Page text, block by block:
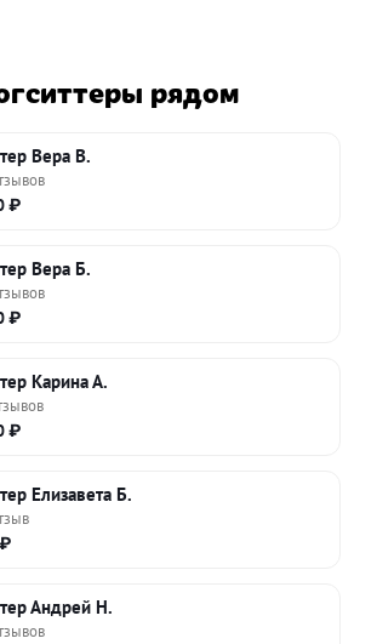
рядом
Вера В.
₽
Вера Б.
₽
Карина А.
₽
Елизавета Б.
Андрей Н.